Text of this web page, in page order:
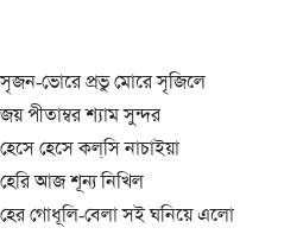
সৃজন-ভোরে প্রভু মোরে সৃজিলে
জয় পীতাম্বর শ্যাম সুন্দর
হেসে হেসে কল্‌সি নাচাইয়া
হেরি আজ শূন্য নিখিল
হের গোধূলি-বেলা সই ঘনিয়ে এলো